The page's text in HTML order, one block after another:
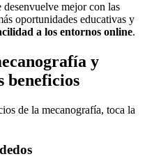
mejor con las
oportunidades educativas y
a los entornos online.
y
beneficios
de la mecanografía, toca la